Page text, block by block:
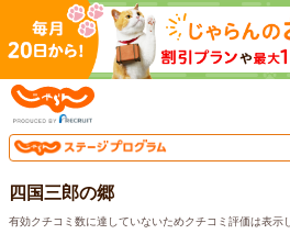
四国三郎の郷
有効クチコミ数に達していないためクチコミ評価は表示